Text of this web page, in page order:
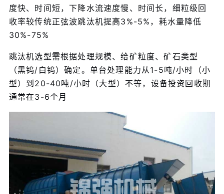
度快、时间短，下降水流速度慢、时间长，细粒级回
收率较传统正弦波跳汰机提高3%-5%，耗水量降低
30%-75%
跳汰机选型需根据处理规模、给矿粒度、矿石类型
（黑钨/白钨）确定。单台处理能力从1-5吨/小时（小
型）到20-40吨/小时（大型）不等，设备投资回收期
通常在3-6个月